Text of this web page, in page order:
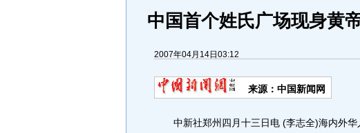
中国首个姓氏广场现身黄
2007年04月14日03:12
来源：中国新闻网
中新社郑州四月十三日电 (李志全)海内外华